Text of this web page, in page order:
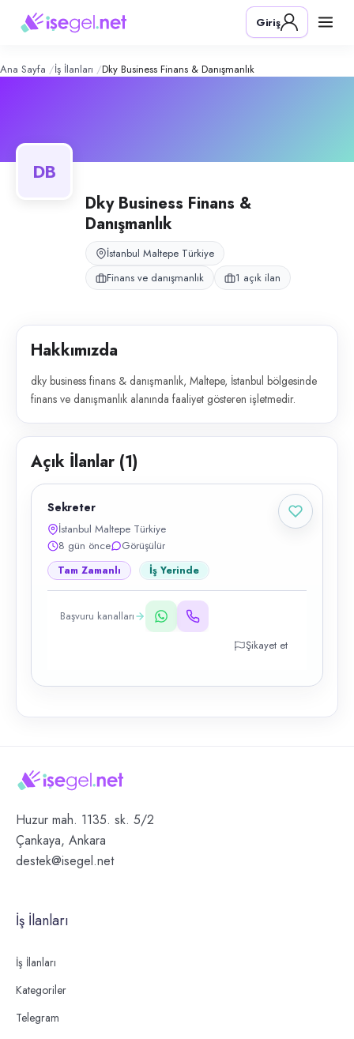
business finans & danışmanlık–
Konum:
dky business finans & danışmanlık, Maltepe, İstanbul bölgesinde
Giriş
Ana Sayfa İş İlanları Dky Business Finans & Danışmanlık
DB
Dky Business Finans &
Danışmanlık
İstanbul Maltepe Türkiye
Finans ve danışmanlık
1 açık ilan
Hakkımızda
dky business finans & danışmanlık, Maltepe, İstanbul bölgesinde
finans ve danışmanlık alanında faaliyet gösteren işletmedir.
Açık İlanlar (1)
Sekreter
İstanbul Maltepe Türkiye
8 gün önce
Görüşülür
Tam Zamanlı İş Yerinde
Başvuru kanalları
Şikayet et
Huzur mah. 1135. sk. 5/2
Çankaya, Ankara
destek@isegel.net
İş İlanları
İş İlanları
Kategoriler
Telegram